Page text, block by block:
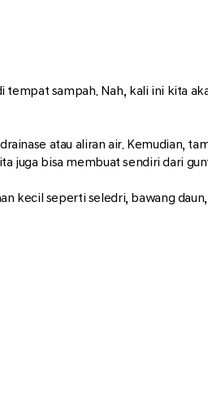
tempat sampah. Nah, kali ini kita
atau aliran air. Kemudian,
juga bisa membuat sendiri dari
kecil seperti seledri, bawang